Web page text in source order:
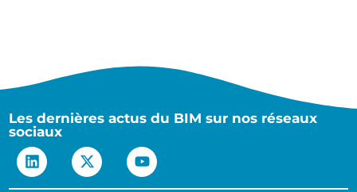
Les dernières actus du BIM sur nos réseaux
sociaux